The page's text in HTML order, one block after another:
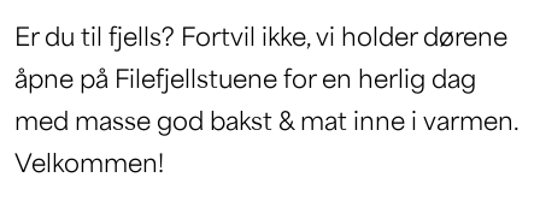
Er du til fjells? Fortvil ikke, vi holder dørene
åpne på Filefjellstuene for en herlig dag
med masse god bakst & mat inne i varmen.
Velkommen!